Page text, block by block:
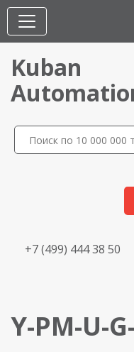
Kuban
+7 (499) 444 38 50
Y-PM-U-